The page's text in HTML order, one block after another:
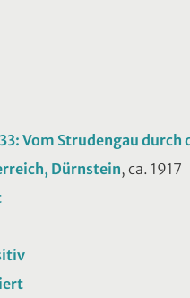
Vom Strudengau durch
Dürnstein, ca. 1917